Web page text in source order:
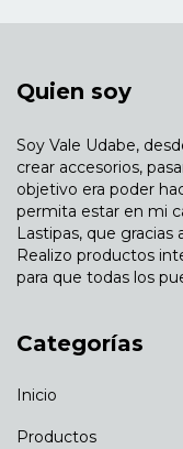
Quien soy
Soy Vale Udabe,
crear accesorios,
objetivo era poder
permita estar en mi
Lastipas, que
Realizo productos
para que todas los
Categorías
Inicio
Productos